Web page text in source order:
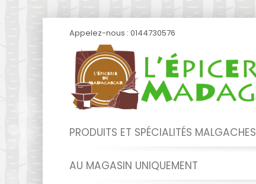
Appelez-nous : 0144730576
PRODUITS ET SPÉCIALITÉS MALGACHES
AU MAGASIN UNIQUEMENT